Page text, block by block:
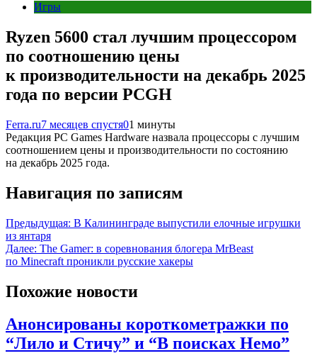
Игры
Ryzen 5600 стал лучшим процессором
по соотношению цены
к производительности на декабрь 2025
года по версии PCGH
Ferra.ru7 месяцев спустя01 минуты
Редакция PC Games Hardware назвала процессоры с лучшим
соотношением цены и производительности по состоянию
на декабрь 2025 года.
Навигация по записям
Предыдущая: В Калининграде выпустили елочные игрушки
из янтаря
Далее: The Gamer: в соревнования блогера MrBeast
по Minecraft проникли русские хакеры
Похожие новости
Анонсированы короткометражки по
“Лило и Стичу” и “В поисках Немо”